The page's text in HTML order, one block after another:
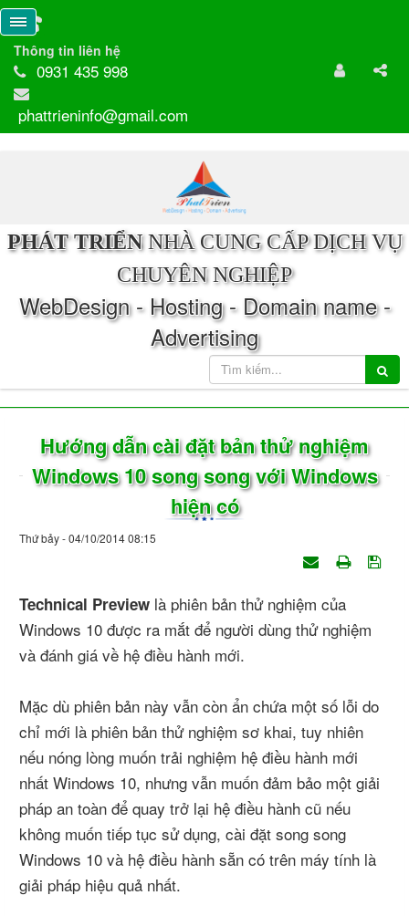
Thông tin liên hệ
0931 435 998
phattrieninfo@gmail.com
PHÁT TRIỂNNHÀ CUNG CẤP DỊCH VỤ
CHUYÊN NGHIỆP
WebDesign - Hosting - Domain name -
Advertising
Hướng dẫn cài đặt bản thử nghiệm
Windows 10 song song với Windows
hiện có
Thứ bảy - 04/10/2014 08:15
Technical Preview là phiên bản thử nghiệm của
Windows 10 được ra mắt để người dùng thử nghiệm
và đánh giá về hệ điều hành mới.
Mặc dù phiên bản này vẫn còn ẩn chứa một số lỗi do
chỉ mới là phiên bản thử nghiệm sơ khai, tuy nhiên
nếu nóng lòng muốn trải nghiệm hệ điều hành mới
nhất Windows 10, nhưng vẫn muốn đảm bảo một giải
pháp an toàn để quay trở lại hệ điều hành cũ nếu
không muốn tiếp tục sử dụng, cài đặt song song
Windows 10 và hệ điều hành sẵn có trên máy tính là
giải pháp hiệu quả nhất.